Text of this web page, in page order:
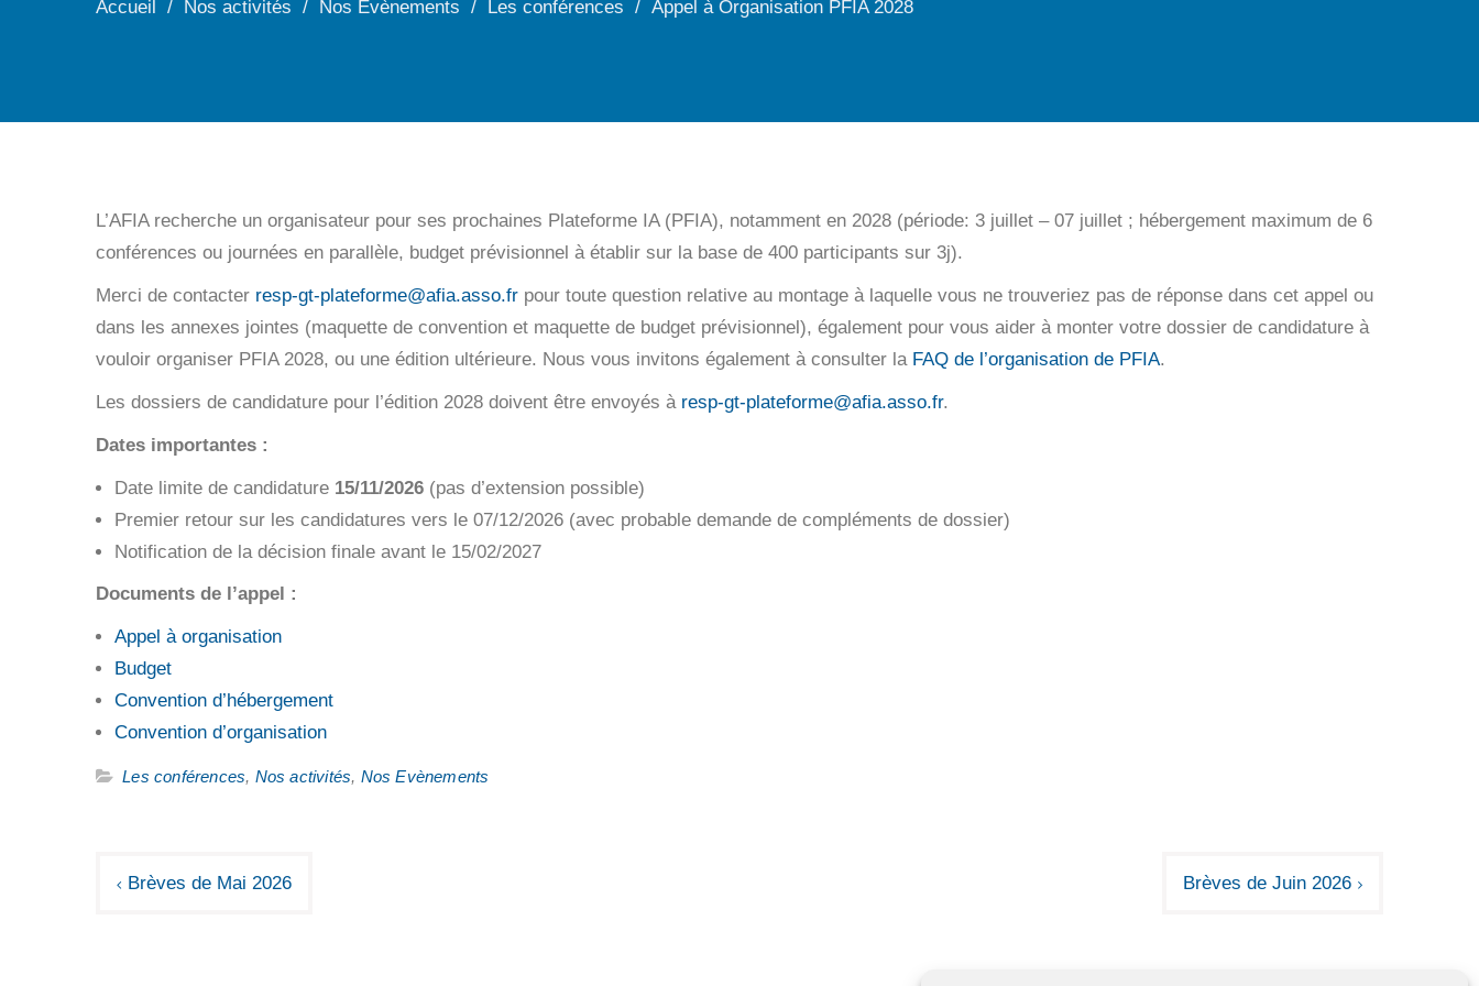
Accueil Nos activités Nos Evènements Les conférences Appel à Organisation PFIA 2028
L’AFIA recherche un organisateur pour ses prochaines Plateforme IA (PFIA), notamment en 2028 (période: 3 juillet – 07 juillet ; hébergement maximum de 6
conférences ou journées en parallèle, budget prévisionnel à établir sur la base de 400 participants sur 3j).
Merci de contacter resp-gt-plateforme@afia.asso.fr pour toute question relative au montage à laquelle vous ne trouveriez pas de réponse dans cet appel ou
dans les annexes jointes (maquette de convention et maquette de budget prévisionnel), également pour vous aider à monter votre dossier de candidature à
vouloir organiser PFIA 2028, ou une édition ultérieure. Nous vous invitons également à consulter la FAQ de l’organisation de PFIA.
Les dossiers de candidature pour l’édition 2028 doivent être envoyés à resp-gt-plateforme@afia.asso.fr.
Dates importantes :
Date limite de candidature 15/11/2026 (pas d’extension possible)
Premier retour sur les candidatures vers le 07/12/2026 (avec probable demande de compléments de dossier)
Notification de la décision finale avant le 15/02/2027
Documents de l’appel :
Appel à organisation
Budget
Convention d’hébergement
Convention d’organisation
Les conférences, Nos activités, Nos Evènements
Navigation
Brèves de Mai 2026 Brèves de Juin 2026